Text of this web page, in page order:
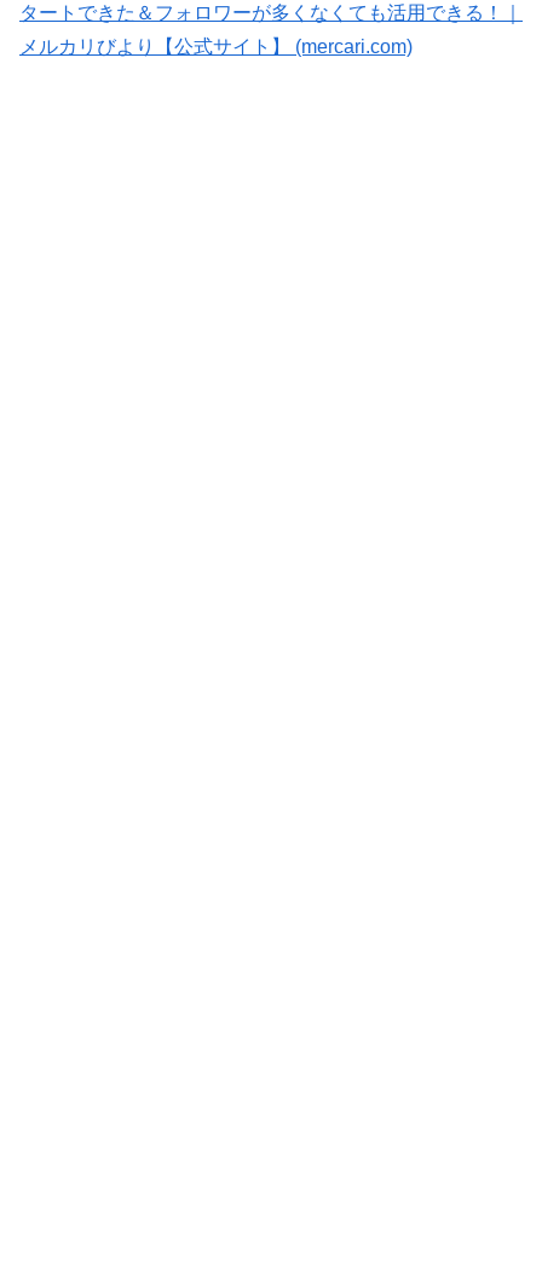
タートできた＆フォロワーが多くなくても活用できる！｜
メルカリびより【公式サイト】 (mercari.com)